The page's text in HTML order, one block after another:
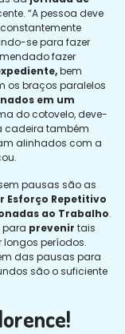
“A pessoa deve
se para fazer
fazer
bem
os braços paralelos
em um
do cotovelo, deve-
cadeira também
alinhados com a
pausas são as
Esforço Repetitivo
ao Trabalho.
para prevenir tais
longos períodos.
das pausas para
são o suficiente